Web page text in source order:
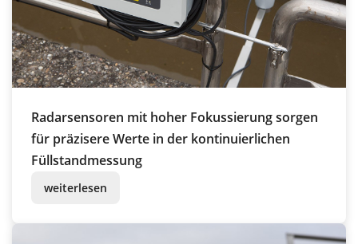
Radarsensoren mit hoher Fokussierung sorgen
für präzisere Werte in der kontinuierlichen
Füllstandmessung
weiterlesen